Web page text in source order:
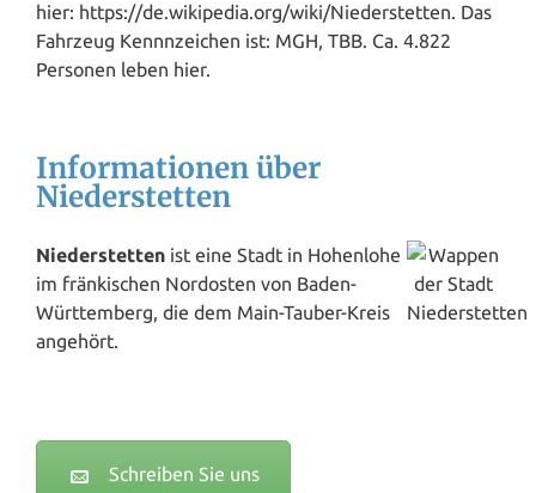
hier: https://de.wikipedia.org/wiki/Niederstetten. Das
Fahrzeug Kennnzeichen ist: MGH, TBB. Ca. 4.822
Personen leben hier.
Informationen über
Niederstetten
Niederstetten ist eine Stadt in Hohenlohe
im fränkischen Nordosten von Baden-
Württemberg, die dem Main-Tauber-Kreis
angehört.
Schreiben Sie uns